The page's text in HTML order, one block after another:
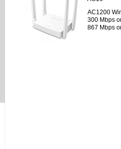
AC1200
300 Mbps
867 Mbps